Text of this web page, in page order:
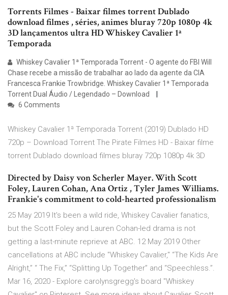
Torrents Filmes - Baixar filmes torrent Dublado
download filmes , séries, animes bluray 720p 1080p 4k
3D lançamentos ultra HD Whiskey Cavalier 1ª
Temporada
Whiskey Cavalier 1ª Temporada Torrent - O agente do FBI Will
Chase recebe a missão de trabalhar ao lado da agente da CIA
Francesca Frankie Trowbridge. Whiskey Cavalier 1ª Temporada
Torrent Dual Áudio / Legendado – Download
6 Comments
Whiskey Cavalier 1ª Temporada Torrent (2019) Dublado HD
720p – Download Torrent The Pirate Filmes HD - Baixar filme
torrent Dublado download filmes bluray 720p 1080p 4k 3D
Directed by Daisy von Scherler Mayer. With Scott
Foley, Lauren Cohan, Ana Ortiz , Tyler James Williams.
Frankie's commitment to cold-hearted professionalism
25 May 2019 It's been a wild ride, Whiskey Cavalier fanatics,
but the Scott Foley and Lauren Cohan-led drama is not
getting a last-minute reprieve at ABC. 12 May 2019 Other
cancellations at ABC include "Whiskey Cavalier," “The Kids Are
Alright,” “ The Fix,” “Splitting Up Together” and “Speechless.”.
Mar 16, 2020 - Explore carolynsgregg's board "Whiskey